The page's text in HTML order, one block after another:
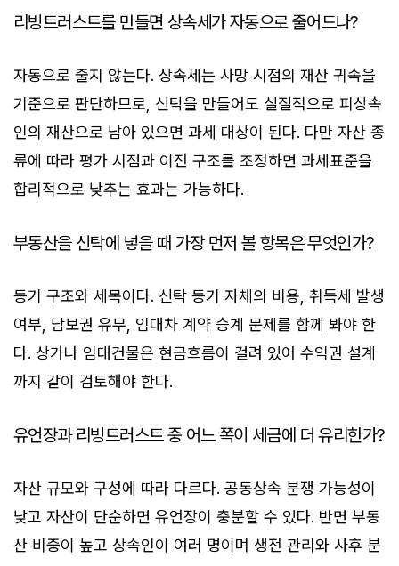
리빙트러스트를 만들면 상속세가 자동으로 줄어드나?
자동으로 줄지 않는다. 상속세는 사망 시점의 재산 귀속을
기준으로 판단하므로, 신탁을 만들어도 실질적으로 피상속
인의 재산으로 남아 있으면 과세 대상이 된다. 다만 자산 종
류에 따라 평가 시점과 이전 구조를 조정하면 과세표준을
합리적으로 낮추는 효과는 가능하다.
부동산을 신탁에 넣을 때 가장 먼저 볼 항목은 무엇인가?
등기 구조와 세목이다. 신탁 등기 자체의 비용, 취득세 발생
여부, 담보권 유무, 임대차 계약 승계 문제를 함께 봐야 한
다. 상가나 임대건물은 현금흐름이 걸려 있어 수익권 설계
까지 같이 검토해야 한다.
유언장과 리빙트러스트 중 어느 쪽이 세금에 더 유리한가?
자산 규모와 구성에 따라 다르다. 공동상속 분쟁 가능성이
낮고 자산이 단순하면 유언장이 충분할 수 있다. 반면 부동
산 비중이 높고 상속인이 여러 명이며 생전 관리와 사후 분